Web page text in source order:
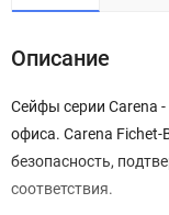
Описание
Сейфы серии Carena
офиса. Carena Fichet-
безопасность,
соответствия.